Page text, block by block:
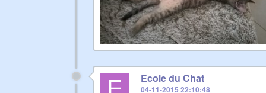
Ecole du Chat
04-11-2015 22:10:48